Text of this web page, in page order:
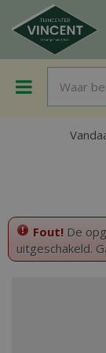
a
Fout! De
uitgeschakeld.